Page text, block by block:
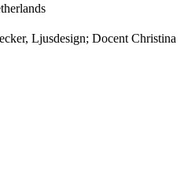
Ljusdesign; Docent Christina